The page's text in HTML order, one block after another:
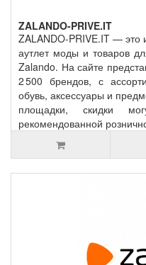
ZALANDO-PRIVE.IT
ZALANDO-PRIVE.IT — это
аутлет моды и товаров
Zalando. На сайте
2 500 брендов, с
обувь, аксессуары и
площадки, скидки
рекомендованной